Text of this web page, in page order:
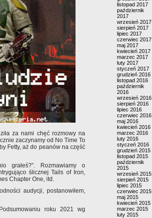
za nami chęć rozmowy na
zaczynamy od No Time To
Fetty, aż do peanów na część
grałeś?”. Rozmawiamy o
ślicznej Tails of Iron,
Chapter One, itd.
audycji, postanowiłem,
roku 2021 wg
listopad 2017
październik
2017
wrzesień 2017
sierpień 2017
lipiec 2017
czerwiec 2017
maj 2017
kwiecień 2017
marzec 2017
luty 2017
styczeń 2017
grudzień 2016
listopad 2016
październik
2016
wrzesień 2016
sierpień 2016
lipiec 2016
czerwiec 2016
maj 2016
kwiecień 2016
marzec 2016
luty 2016
styczeń 2016
grudzień 2015
listopad 2015
październik
2015
wrzesień 2015
sierpień 2015
lipiec 2015
czerwiec 2015
maj 2015
kwiecień 2015
marzec 2015
luty 2015